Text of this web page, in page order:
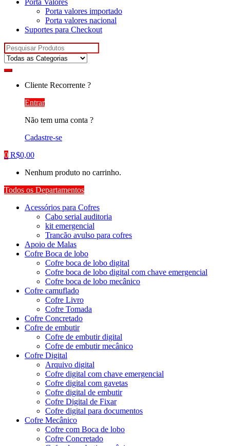
Porta Valores
Porta valores importado
Porta valores nacional
Suportes para Checkout
Pesquisar
por:
Cliente Recorrente ?
Entrar
Não tem uma conta ?
Cadastre-se
0 R$0,00
Nenhum produto no carrinho.
Todos os Departamentos
Acessórios para Cofres
Cabo serial auditoria
kit emergencial
Trancão avulso para cofres
Apoio de Malas
Cofre Boca de lobo
Cofre boca de lobo digital
Cofre boca de lobo digital com chave emergencial
Cofre boca de lobo mecânico
Cofre camuflado
Cofre Livro
Cofre Tomada
Cofre Concretado
Cofre de embutir
Cofre de embutir digital
Cofre de embutir mecânico
Cofre Digital
Arquivo digital
Cofre digital com chave emergencial
Cofre digital com gavetas
Cofre digital de embutir
Cofre Digital de Fixar
Cofre digital para documentos
Cofre Mecânico
Cofre com Boca de lobo
Cofre Concretado